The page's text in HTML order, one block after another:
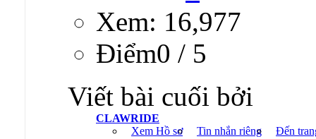
Xem: 16,977
Ðiểm0 / 5
Viết bài cuối bởi
CLAWRIDE
Xem Hồ sơ
Tin nhắn riêng Đến